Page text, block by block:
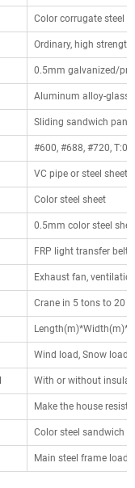
Color corrugate steel
Ordinary, high
0.5mm galvanized/
Aluminum alloy-glass,
Sliding sandwich
#600, #688, #720,
VC pipe or steel sheet
Color steel sheet
0.5mm color steel
FRP light transfer belt
Exhaust fan,
Crane in 5 tons to 20
Wind load, Snow
With or without
Make the house
Color steel sandwich
Main steel frame